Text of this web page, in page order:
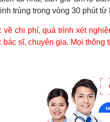
trùng trong vòng 30 phút từ
về chi phí, quá trình xét
sĩ, chuyên gia. Mọi thông